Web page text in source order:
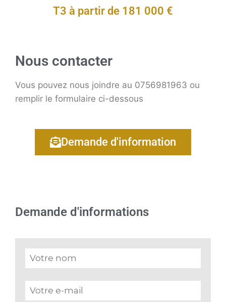
T3 à partir de 181 000 €
Nous contacter
Vous pouvez nous joindre au 0756981963 ou
remplir le formulaire ci-dessous
Demande d'information
Demande d'informations